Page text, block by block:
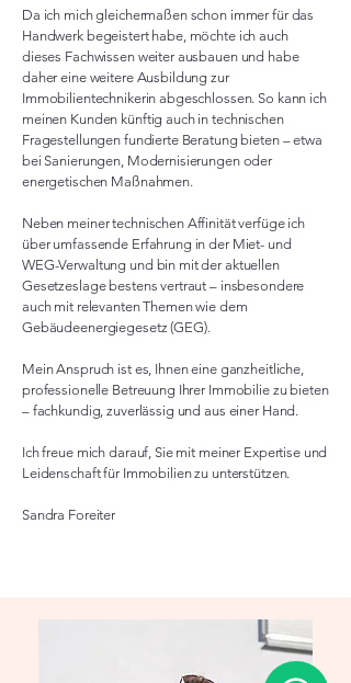
Da ich mich gleichermaßen schon immer für das
Handwerk begeistert habe, möchte ich auch
dieses Fachwissen weiter ausbauen und habe
daher eine weitere Ausbildung zur
Immobilientechnikerin abgeschlossen. So kann ich
meinen Kunden künftig auch in technischen
Fragestellungen fundierte Beratung bieten – etwa
bei Sanierungen, Modernisierungen oder
energetischen Maßnahmen.
Neben meiner technischen Affinität verfüge ich
über umfassende Erfahrung in der Miet- und
WEG-Verwaltung und bin mit der aktuellen
Gesetzeslage bestens vertraut – insbesondere
auch mit relevanten Themen wie dem
Gebäudeenergiegesetz (GEG).
Mein Anspruch ist es, Ihnen eine ganzheitliche,
professionelle Betreuung Ihrer Immobilie zu bieten
– fachkundig, zuverlässig und aus einer Hand.
Ich freue mich darauf, Sie mit meiner Expertise und
Leidenschaft für Immobilien zu unterstützen.
Sandra Foreiter